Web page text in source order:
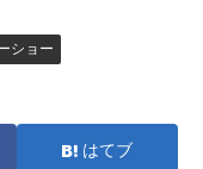
ショー
はてブ